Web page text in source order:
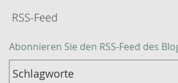
RSS-Feed
Abonnieren Sie den RSS-Feed des
Schlagworte